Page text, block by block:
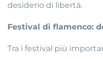
desiderio di libertà.
Festival di flamenco:
Tra i festival più